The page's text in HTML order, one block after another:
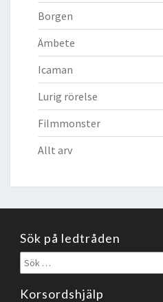
Borgen
Ämbete
Icaman
Lurig rörelse
Filmmonster
Allt arv
Sök på ledtråden
Sök
efter:
Korsordshjälp